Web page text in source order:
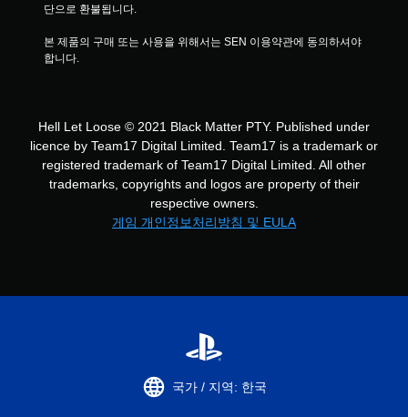
단으로 환불됩니다.
본 제품의 구매 또는 사용을 위해서는 SEN 이용약관에 동의하셔야
합니다.
Hell Let Loose © 2021 Black Matter PTY. Published under
licence by Team17 Digital Limited. Team17 is a trademark or
registered trademark of Team17 Digital Limited. All other
trademarks, copyrights and logos are property of their
respective owners.
게임 개인정보처리방침 및 EULA
국가 / 지역: 한국